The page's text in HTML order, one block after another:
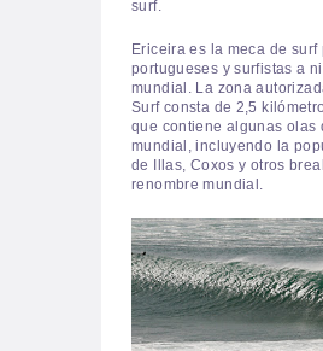
surf.
Ericeira es la meca de surf
portugueses y surfistas a
mundial. La zona
Surf consta de 2,5
que contiene algunas olas
mundial, incluyendo la
de Illas, Coxos y otros
renombre mundial.